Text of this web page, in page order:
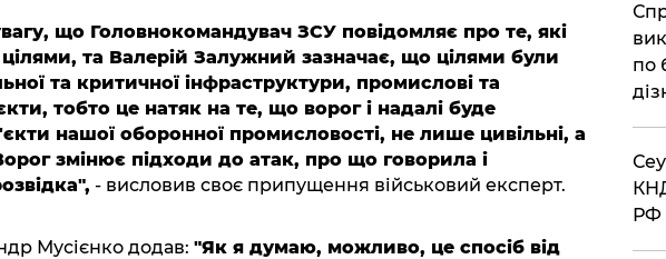
що Головнокомандувач ЗСУ повідомляє про те, які
та Валерій Залужний зазначає, що цілями були
та критичної інфраструктури, промислові та
тобто це натяк на те, що ворог і надалі буде
нашої оборонної промисловості, не лише цивільні, а
змінює підходи до атак, про що говорила і
- висловив своє припущення військовий експерт.
Мусієнко додав: "Як я думаю, можливо, це спосіб від
по
РФ